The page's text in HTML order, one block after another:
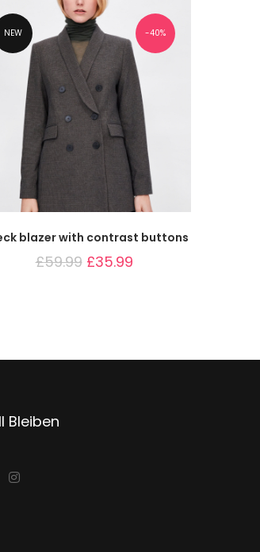
NEW 40%
blazer with contrast buttons
£59.99 £35.99
Bleiben